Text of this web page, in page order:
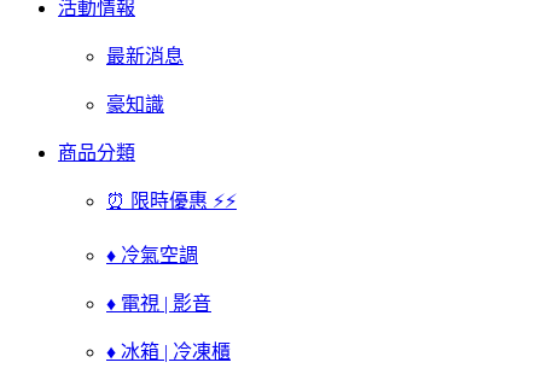
活動情報
最新消息
豪知識
商品分類
⏰ 限時優惠 ⚡⚡
♦ 冷氣空調
♦ 電視 | 影音
♦ 冰箱 | 冷凍櫃